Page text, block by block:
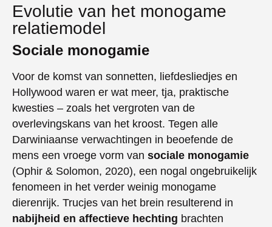
Evolutie van het monogame
relatiemodel
Sociale monogamie
Voor de komst van sonnetten, liefdesliedjes en
Hollywood waren er wat meer, tja, praktische
kwesties – zoals het vergroten van de
overlevingskans van het kroost. Tegen alle
Darwiniaanse verwachtingen in beoefende de
mens een vroege vorm van sociale monogamie
(Ophir & Solomon, 2020), een nogal ongebruikelijk
fenomeen in het verder weinig monogame
dierenrijk. Trucjes van het brein resulterend in
nabijheid en affectieve hechting brachten